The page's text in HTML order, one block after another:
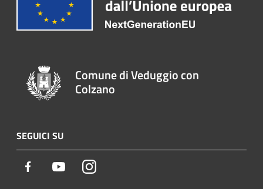
Comune di Veduggio con
Colzano
SEGUICI SU
Facebook YoutubeInstagram